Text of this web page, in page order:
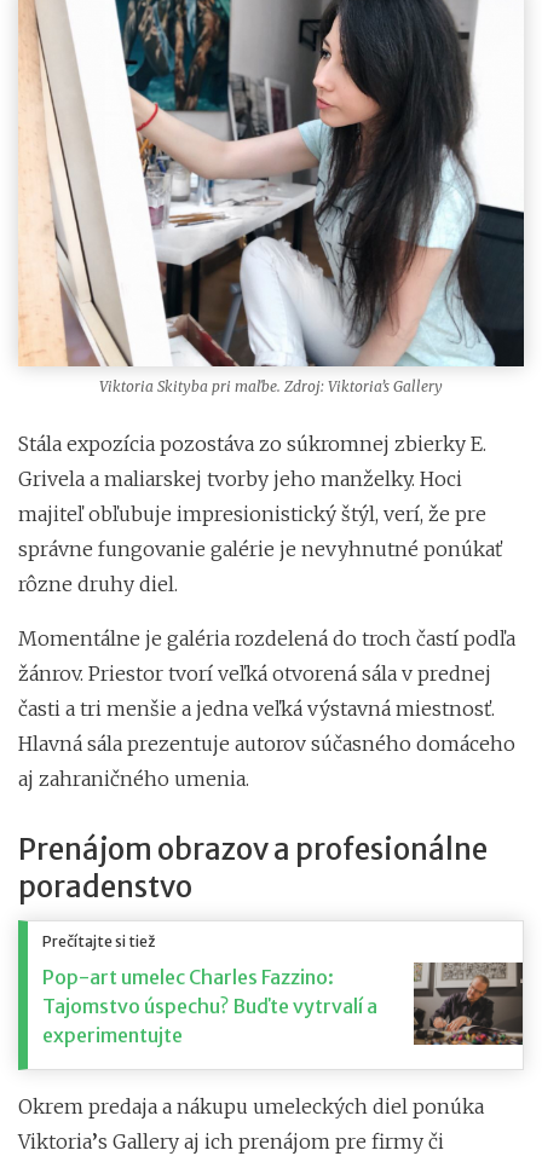
Viktoria Skityba pri maľbe. Zdroj: Viktoria’s Gallery
Stála expozícia pozostáva zo súkromnej zbierky E.
Grivela a maliarskej tvorby jeho manželky. Hoci
majiteľ obľubuje impresionistický štýl, verí, že pre
správne fungovanie galérie je nevyhnutné ponúkať
rôzne druhy diel.
Momentálne je galéria rozdelená do troch častí podľa
žánrov. Priestor tvorí veľká otvorená sála v prednej
časti a tri menšie a jedna veľká výstavná miestnosť.
Hlavná sála prezentuje autorov súčasného domáceho
aj zahraničného umenia.
Prenájom obrazov a profesionálne
poradenstvo
Prečítajte si tiež
Pop-art umelec Charles Fazzino:
Tajomstvo úspechu? Buďte vytrvalí a
experimentujte
Okrem predaja a nákupu umeleckých diel ponúka
Viktoria’s Gallery aj ich prenájom pre firmy či